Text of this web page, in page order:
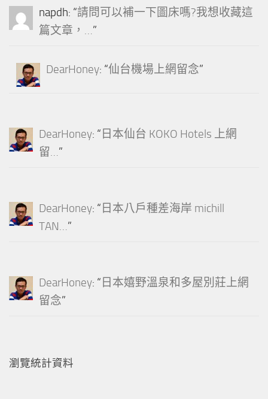
napdh: “請問可以補一下圖床嗎?我想收藏這
篇文章，…”
DearHoney: “仙台機場上網留念”
DearHoney: “ 日本仙台 KOKO Hotels 上網
留…”
DearHoney: “ 日本八戶種差海岸 michill
TAN…”
DearHoney: “ 日本嬉野溫泉和多屋別莊上網
留念”
瀏覽統計資料